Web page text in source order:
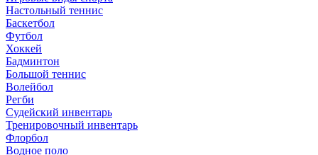
Настольный теннис
Баскетбол
Футбол
Хоккей
Бадминтон
Большой теннис
Волейбол
Регби
Судейский инвентарь
Тренировочный инвентарь
Флорбол
Водное поло